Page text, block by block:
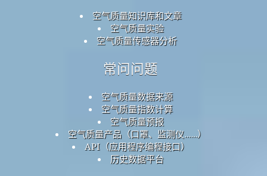
空气质量知识库和文章
空气质量实验
空气质量传感器分析
常问问题
空气质量数据来源
空气质量指数计算
空气质量预报
空气质量产品（口罩、监测仪……）
API（应用程序编程接口）
历史数据平台